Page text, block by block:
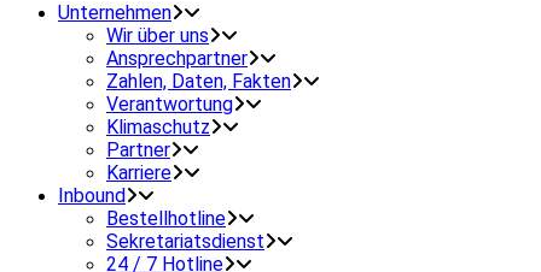
Unternehmen
Wir über uns
Ansprechpartner
Zahlen, Daten, Fakten
Verantwortung
Klimaschutz
Partner
Karriere
Inbound
Bestellhotline
Sekretariatsdienst
24 / 7 Hotline